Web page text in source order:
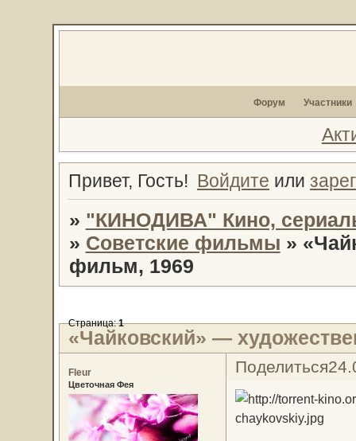
Форум Участники
Привет, Гость! Войдите или
» "КИНОДИВА" Кино,
» Советские фильмы »
фильм, 1969
«Чайковский» —
Страница:1
Поделиться
Fleur
Цветочная Фея